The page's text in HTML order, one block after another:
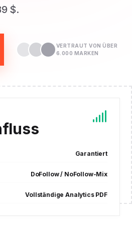
$.
VERTRAUT VON ÜBER
6.000 MARKEN
Garantiert
DoFollow / NoFollow-Mix
Vollständige Analytics PDF